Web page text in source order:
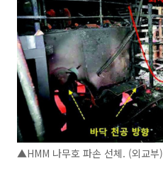
▲HMM 나무호 파손 선체. (외교부)